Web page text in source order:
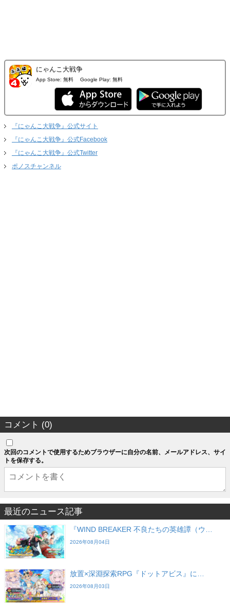
にゃんこ大戦争
App Store: 無料 Google Play: 無料
『にゃんこ大戦争』公式サイト
『にゃんこ大戦争』公式Facebook
『にゃんこ大戦争』公式Twitter
ポノスチャンネル
コメント (0)
次回のコメントで使用するためブラウザーに自分の名前、メールアドレス、サイ
トを保存する。
最近のニュース記事
『WIND BREAKER 不良たちの英雄譚（ウ…
2026年08月04日
放置×深淵探索RPG『ドットアビス』に…
2026年08月03日